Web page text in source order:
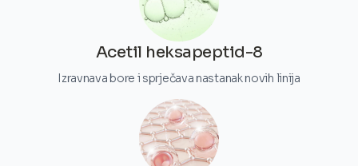
Acetil heksapeptid-8
Izravnava bore i sprječava nastanak novih linija